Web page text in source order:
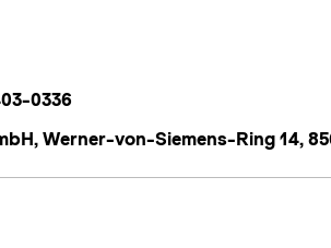
0336
Werner-von-Siemens-Ring 14,